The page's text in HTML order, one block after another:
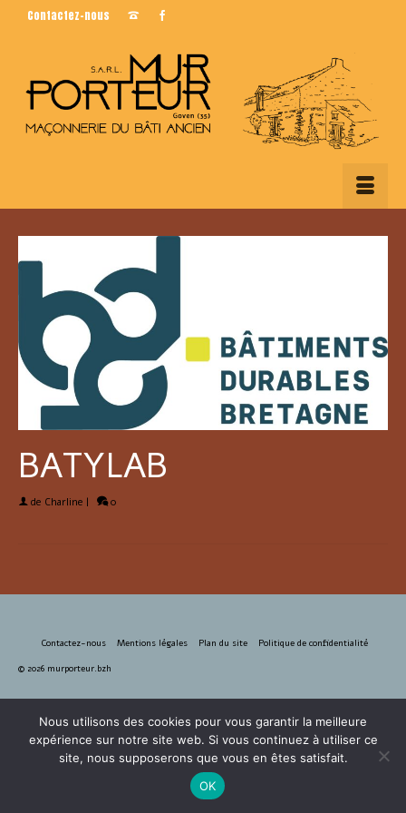
Contactez-nous
BATYLAB
de Charline | 0
Contactez-nous Mentions légales Plan du site
Politique de confidentialité
© 2026 murporteur.bzh
Nous utilisons des cookies pour vous garantir la meilleure
expérience sur notre site web. Si vous continuez à utiliser ce
site, nous supposerons que vous en êtes satisfait.
OK